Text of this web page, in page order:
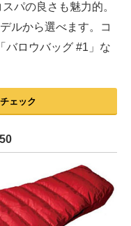
パの良さも魅力的。
ルから選べます。コ
バロウバッグ #1」な
ェック